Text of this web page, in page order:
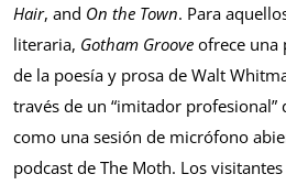
Hair, and On the Town. Para
literaria, Gotham Groove ofrece una
de la poesía y prosa de Walt
través de un “imitador profesional”
como una sesión de micrófono
podcast de The Moth. Los